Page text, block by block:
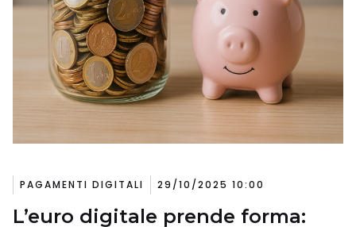
PAGAMENTI DIGITALI 29/10/2025 10:00
L’euro digitale prende forma: